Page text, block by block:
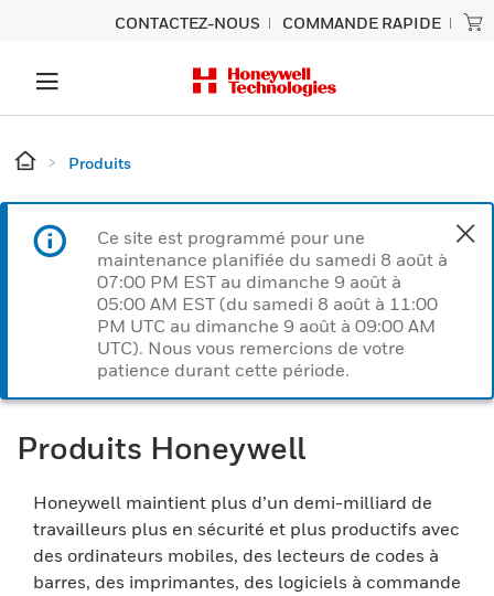
CONTACTEZ-NOUS COMMANDE RAPIDE
Produits
Ce site est programmé pour une
maintenance planifiée du samedi 8 août à
07:00 PM EST au dimanche 9 août à
05:00 AM EST (du samedi 8 août à 11:00
PM UTC au dimanche 9 août à 09:00 AM
UTC). Nous vous remercions de votre
patience durant cette période.
Produits Honeywell
Honeywell maintient plus d’un demi-milliard de
travailleurs plus en sécurité et plus productifs avec
des ordinateurs mobiles, des lecteurs de codes à
barres, des imprimantes, des logiciels à commande